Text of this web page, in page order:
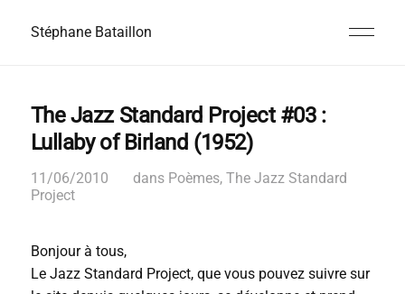
Stéphane Bataillon
The Jazz Standard Project #03 :
Lullaby of Birland (1952)
11/06/2010 dans Poèmes, The Jazz Standard
Project
Bonjour à tous,
Le Jazz Standard Project, que vous pouvez suivre sur